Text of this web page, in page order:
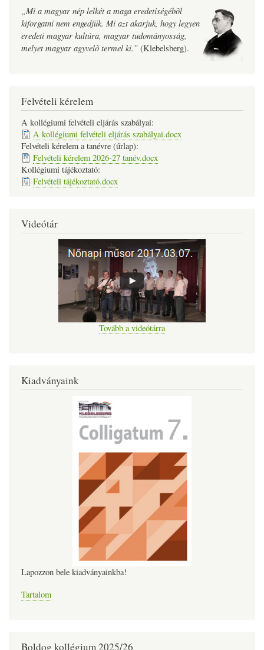
„Mi a magyar nép lelkét a maga eredetiségébõl
kiforgatni nem engedjük. Mi azt akarjuk, hogy legyen
eredeti magyar kultúra, magyar tudományosság,
melyet magyar agyvelõ termel ki.” (Klebelsberg).
Felvételi kérelem
A kollégiumi felvételi eljárás szabályai:
A kollégiumi felvételi eljárás szabályai.docx
Felvételi kérelem a tanévre (űrlap):
Felvételi kérelem 2026-27 tanév.docx
Kollégiumi tájékoztató:
Felvételi tájékoztató.docx
Videótár
Tovább a videótárra
Kiadványaink
Lapozzon bele kiadványainkba!
Tartalom
Boldog kollégium 2025/26